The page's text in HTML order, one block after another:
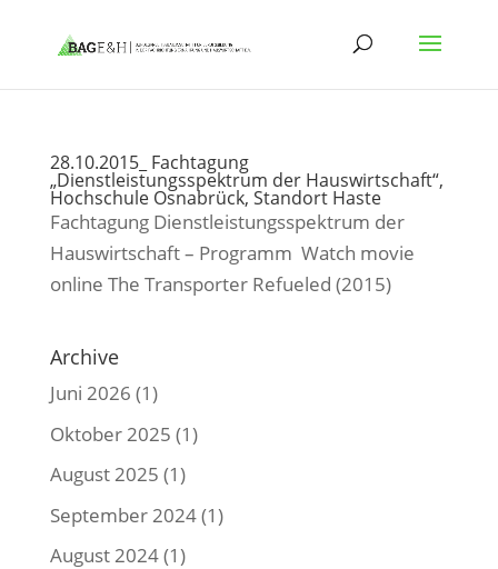
28.10.2015_ Fachtagung
„Dienstleistungsspektrum der Hauswirtschaft“,
Hochschule Osnabrück, Standort Haste
Fachtagung Dienstleistungsspektrum der
Hauswirtschaft – Programm Watch movie
online The Transporter Refueled (2015)
Archive
Juni 2026 (1)
Oktober 2025 (1)
August 2025 (1)
September 2024(1)
August 2024(1)